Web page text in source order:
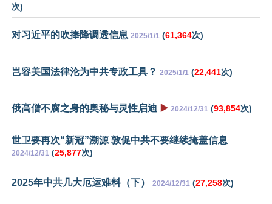
次)
对习近平的吹捧降调透信息 2025/1/1 (61,364次)
岂容美国法律沦为中共专政工具？ 2025/1/1 (22,441次)
俄高僧不腐之身的奥秘与灵性启迪 ▶️ 2024/12/31 (93,854次)
世卫要再次“新冠”溯源 敦促中共不要继续掩盖信息
2024/12/31 (25,877次)
2025年中共几大厄运难料（下） 2024/12/31 (27,258次)